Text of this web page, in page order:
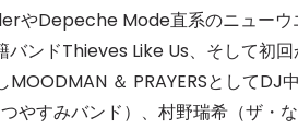
やDepeche Mode直系のニューウ
バンドThieves Like Us、そして初回
＆ PRAYERSとしてDJ
やすみバンド）、村野瑞希（ザ・な
2
ニュージ
DJ!?